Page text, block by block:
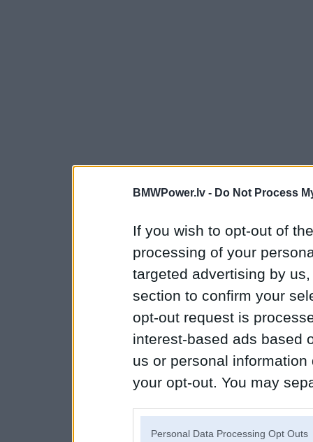
BMWPower.lv - Do Not Process
If you wish to opt-out of
processing of your
targeted advertising by
section to confirm your
opt-out request is
interest-based ads based
us or personal
your opt-out. You may
Personal Data Processing Opt Outs